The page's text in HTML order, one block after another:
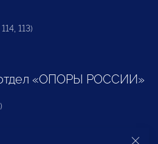
113)
«ОПОРЫ РОССИИ»